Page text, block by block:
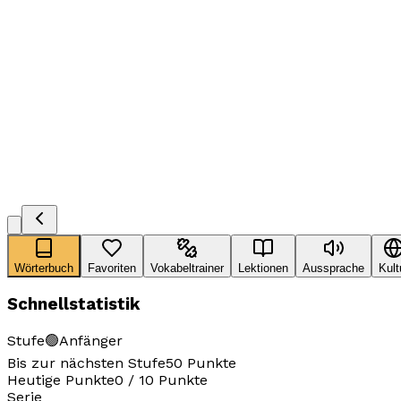
Wörterbuch Favoriten Vokabeltrainer Lektionen Aussprache
Schnellstatistik
Stufe🟢Anfänger
Bis zur nächsten Stufe50 Punkte
Heutige Punkte0 / 10 Punkte
Serie